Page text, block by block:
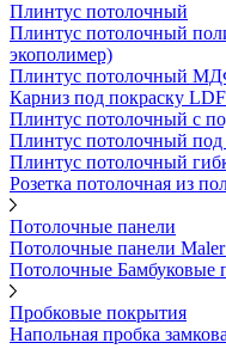
Плинтус потолочный
Плинтус потолочный
экополимер)
Плинтус потолочный
Карниз под покраску LDF
Плинтус потолочный с
Плинтус потолочный под
Плинтус потолочный
Розетка потолочная из
Потолочные панели
Потолочные панели
Потолочные Бамбуковые
Пробковые покрытия
Напольная пробка